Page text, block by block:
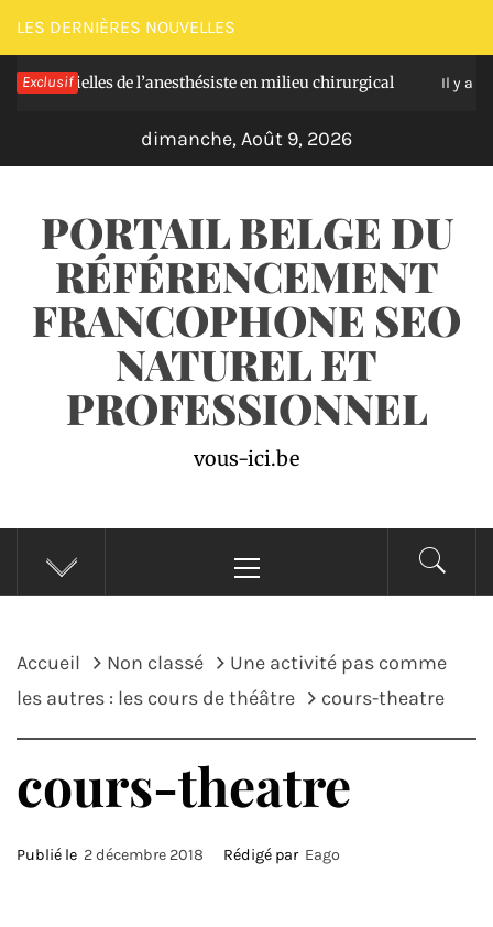
Passer
au
contenu
LES DERNIÈRES NOUVELLES
Exclusifde l’anesthésiste en milieu chirurgical Il y a 5 jours
dimanche, Août 9, 2026
PORTAIL BELGE DU
RÉFÉRENCEMENT
FRANCOPHONE SEO
NATUREL ET
PROFESSIONNEL
vous-ici.be
principal
Accueil Non classé
Une activité pas comme
les autres : les cours de théâtre
cours-theatre
cours-theatre
Publié le 2 décembre 2018 Rédigé par Eago